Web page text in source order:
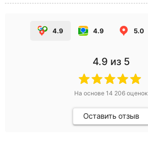
4.9 4.9 5.0
4.9 из 5
На основе 14 206 оценок
Оставить отзыв